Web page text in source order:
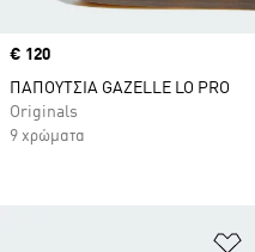
Price
€ 120
ΠΑΠΟΥΤΣΙΑ GAZELLE LO PRO
Originals
9 χρώματα